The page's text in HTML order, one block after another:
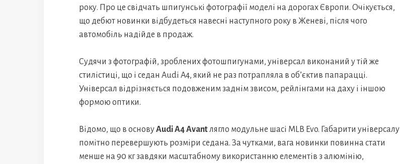
року. Про це свідчать шпигунські фотографії моделі на дорогах Європи. Очікується,
що дебют новинки відбудеться навесні наступного року в Женеві, після чого
автомобіль надійде в продаж.
Судячи з фотографій, зроблених фотошпигунами, універсал виконаний у тій же
стилістиці, що і седан Audi A4, який не раз потрапляла в об’єктив папарацці.
Універсал відрізняється подовженим заднім звисом, рейлінгами на даху і іншою
формою оптики.
Відомо, що в основуAudi A4 Avantлягло модульне шасі MLB Evo. Габарити універсалу
помітно перевершують розміри седана. За чутками, вага новинки повинна стати
менше на 90 кг завдяки масштабному використанню елементів з алюмінію,